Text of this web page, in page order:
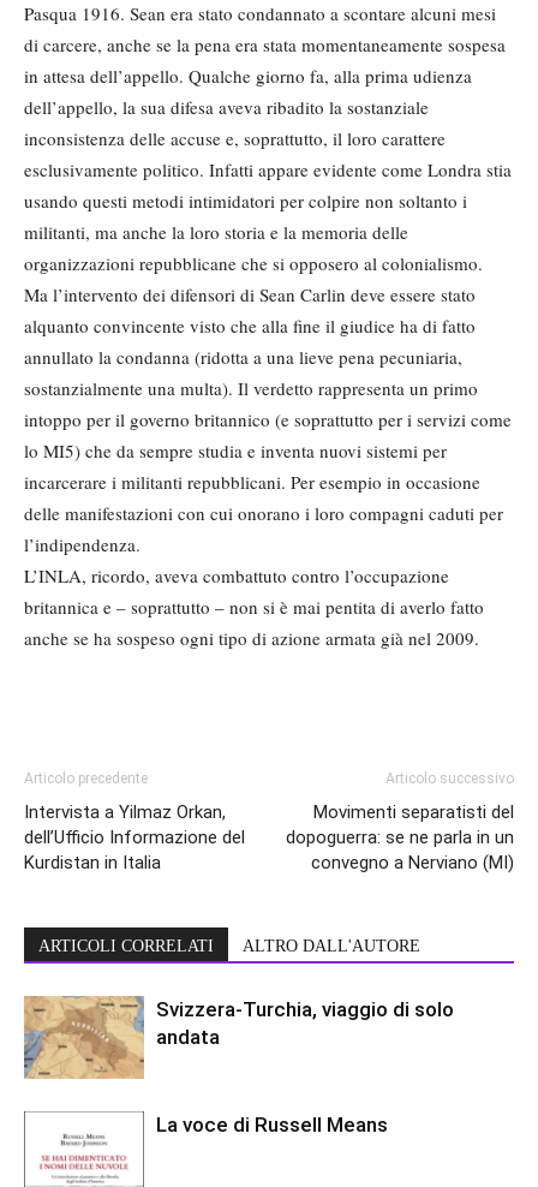
Pasqua 1916. Sean era stato condannato a scontare alcuni mesi
di carcere, anche se la pena era stata momentaneamente sospesa
in attesa dell’appello. Qualche giorno fa, alla prima udienza
dell’appello, la sua difesa aveva ribadito la sostanziale
inconsistenza delle accuse e, soprattutto, il loro carattere
esclusivamente politico. Infatti appare evidente come Londra stia
usando questi metodi intimidatori per colpire non soltanto i
militanti, ma anche la loro storia e la memoria delle
organizzazioni repubblicane che si opposero al colonialismo.
Ma l’intervento dei difensori di Sean Carlin deve essere stato
alquanto convincente visto che alla fine il giudice ha di fatto
annullato la condanna (ridotta a una lieve pena pecuniaria,
sostanzialmente una multa). Il verdetto rappresenta un primo
intoppo per il governo britannico (e soprattutto per i servizi come
lo MI5) che da sempre studia e inventa nuovi sistemi per
incarcerare i militanti repubblicani. Per esempio in occasione
delle manifestazioni con cui onorano i loro compagni caduti per
l’indipendenza.
L’INLA, ricordo, aveva combattuto contro l’occupazione
britannica e – soprattutto – non si è mai pentita di averlo fatto
anche se ha sospeso ogni tipo di azione armata già nel 2009.
Articolo precedente
Intervista a Yilmaz Orkan,
dell’Ufficio Informazione del
Kurdistan in Italia
Articolo successivo
Movimenti separatisti del
dopoguerra: se ne parla in un
convegno a Nerviano (MI)
ARTICOLI CORRELATI ALTRO DALL'AUTORE
Svizzera-Turchia, viaggio di solo
andata
La voce di Russell Means